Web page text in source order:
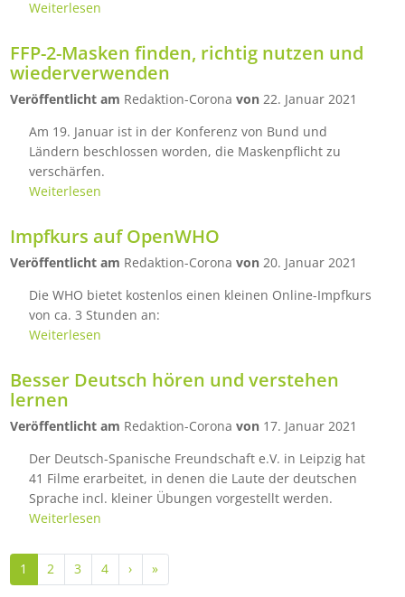
Weiterlesen
FFP-2-Masken finden, richtig nutzen und
wiederverwenden
Veröffentlicht am Redaktion-Corona von 22. Januar 2021
Am 19. Januar ist in der Konferenz von Bund und
Ländern beschlossen worden, die Maskenpflicht zu
verschärfen.
Weiterlesen
Impfkurs auf OpenWHO
Veröffentlicht am Redaktion-Corona von 20. Januar 2021
Die WHO bietet kostenlos einen kleinen Online-Impfkurs
von ca. 3 Stunden an:
Weiterlesen
Besser Deutsch hören und verstehen
lernen
Veröffentlicht am Redaktion-Corona von 17. Januar 2021
Der Deutsch-Spanische Freundschaft e.V. in Leipzig hat
41 Filme erarbeitet, in denen die Laute der deutschen
Sprache incl. kleiner Übungen vorgestellt werden.
Weiterlesen
Seitennummerierung
1 2 3 4 ›Nächste Seite
»Letzte Seite